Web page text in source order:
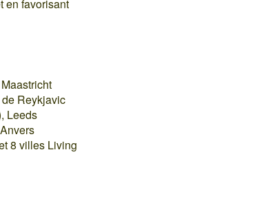
en favorisant
Reykjavic
Leeds
8 villes Living